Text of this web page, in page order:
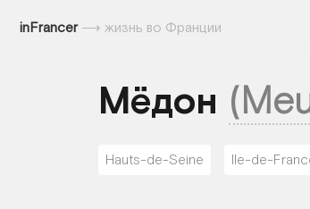
inFrancer⟶ жизнь во Франции
Мёдон
Hauts-de-Seine Ile-de-